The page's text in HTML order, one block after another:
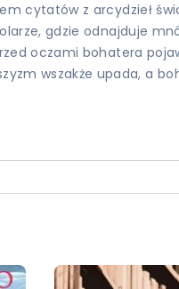
cytatów z arcydzieł
gdzie odnajduje
oczami bohatera
wszakże upada, a